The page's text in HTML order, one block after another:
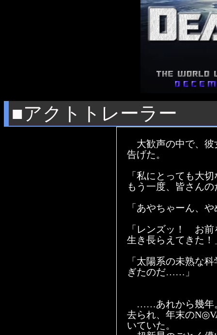
■アクトトレーラー
大歓声の中で、彼
告げた。
「私にとっても大
もう一度、皆さん
「あやちゃーん、
「レンズッ！ お前
生き長らえてきた！
「太陽系の未熟な
ぎたのだ……」
……あれから幾年
去られ、年末の
いていた。